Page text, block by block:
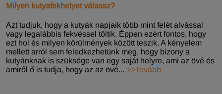
Milyen kutyafekhelyet válassz?
Azt tudjuk, hogy a kutyák napjaik több mint felét alvással
vagy legalábbis fekvéssel töltik. Éppen ezért fontos, hogy
ezt hol és milyen körülmények között teszik. A kényelem
mellett arról sem feledkezhetünk meg, hogy bizony a
kutyánknak is szüksége van egy saját helyre, ami az övé és
amiről ő is tudja, hogy az az övé... >>Tovább